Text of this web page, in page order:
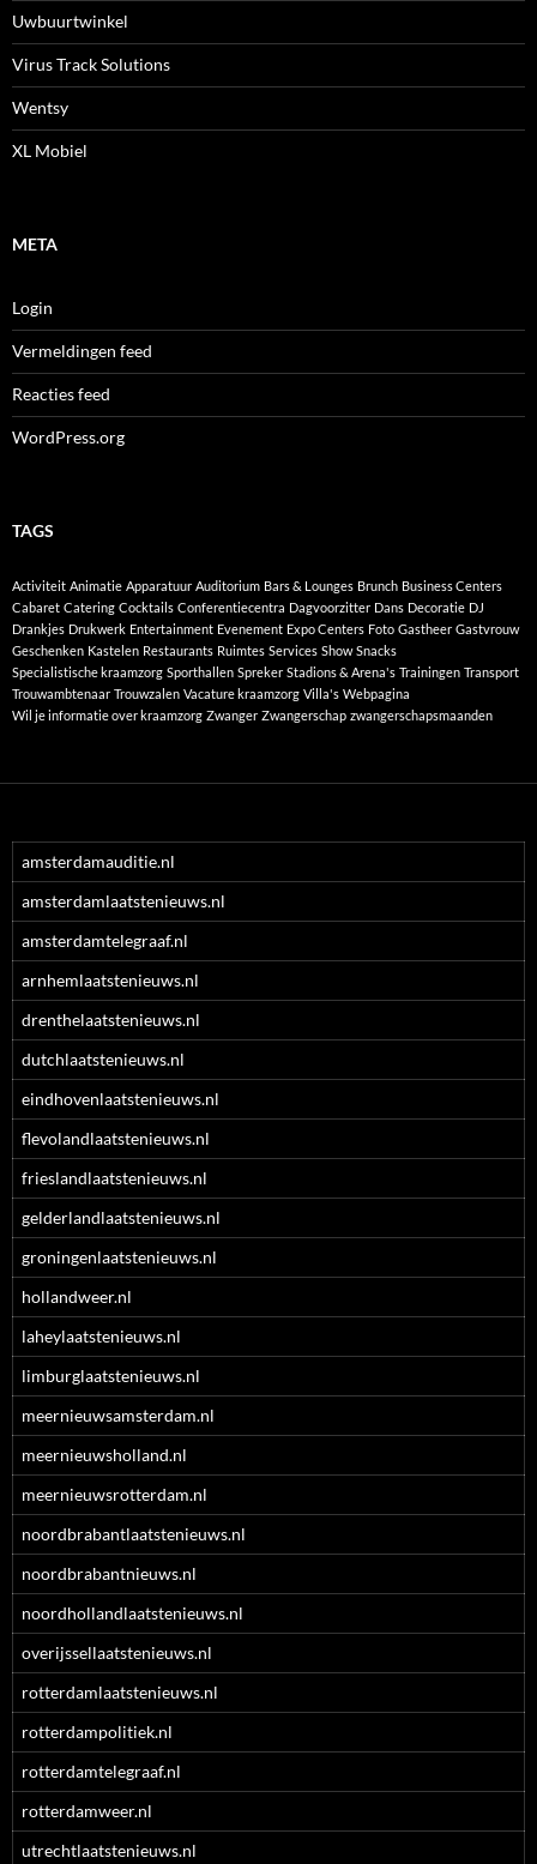
Uwbuurtwinkel
Virus Track Solutions
Wentsy
XL Mobiel
META
Login
Vermeldingen feed
Reacties feed
WordPress.org
TAGS
Activiteit Animatie Apparatuur Auditorium Bars & Lounges Brunch Business Centers
Cabaret Catering Cocktails Conferentiecentra Dagvoorzitter Dans Decoratie DJ
Drankjes Drukwerk Entertainment Evenement Expo Centers Foto Gastheer Gastvrouw
Geschenken Kastelen Restaurants Ruimtes Services Show Snacks
Specialistische kraamzorg Sporthallen Spreker Stadions & Arena's Trainingen Transport
Trouwambtenaar Trouwzalen Vacature kraamzorg Villa's Webpagina
Wil je informatie over kraamzorg Zwanger Zwangerschap zwangerschapsmaanden
amsterdamauditie.nl
amsterdamlaatstenieuws.nl
amsterdamtelegraaf.nl
arnhemlaatstenieuws.nl
drenthelaatstenieuws.nl
dutchlaatstenieuws.nl
eindhovenlaatstenieuws.nl
flevolandlaatstenieuws.nl
frieslandlaatstenieuws.nl
gelderlandlaatstenieuws.nl
groningenlaatstenieuws.nl
hollandweer.nl
laheylaatstenieuws.nl
limburglaatstenieuws.nl
meernieuwsamsterdam.nl
meernieuwsholland.nl
meernieuwsrotterdam.nl
noordbrabantlaatstenieuws.nl
noordbrabantnieuws.nl
noordhollandlaatstenieuws.nl
overijssellaatstenieuws.nl
rotterdamlaatstenieuws.nl
rotterdampolitiek.nl
rotterdamtelegraaf.nl
rotterdamweer.nl
utrechtlaatstenieuws.nl